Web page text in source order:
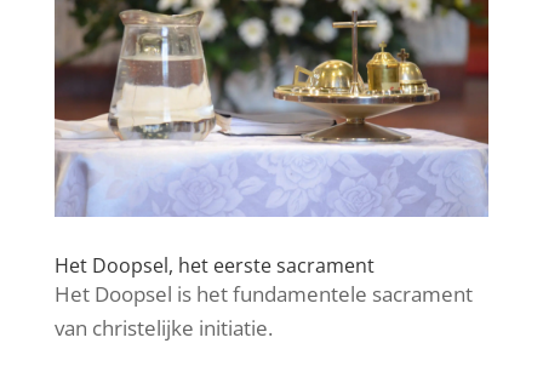
Het Doopsel, het eerste sacrament
Het Doopsel is het fundamentele sacrament
van christelijke initiatie.